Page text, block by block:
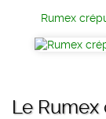
Rumex
Le Rumex